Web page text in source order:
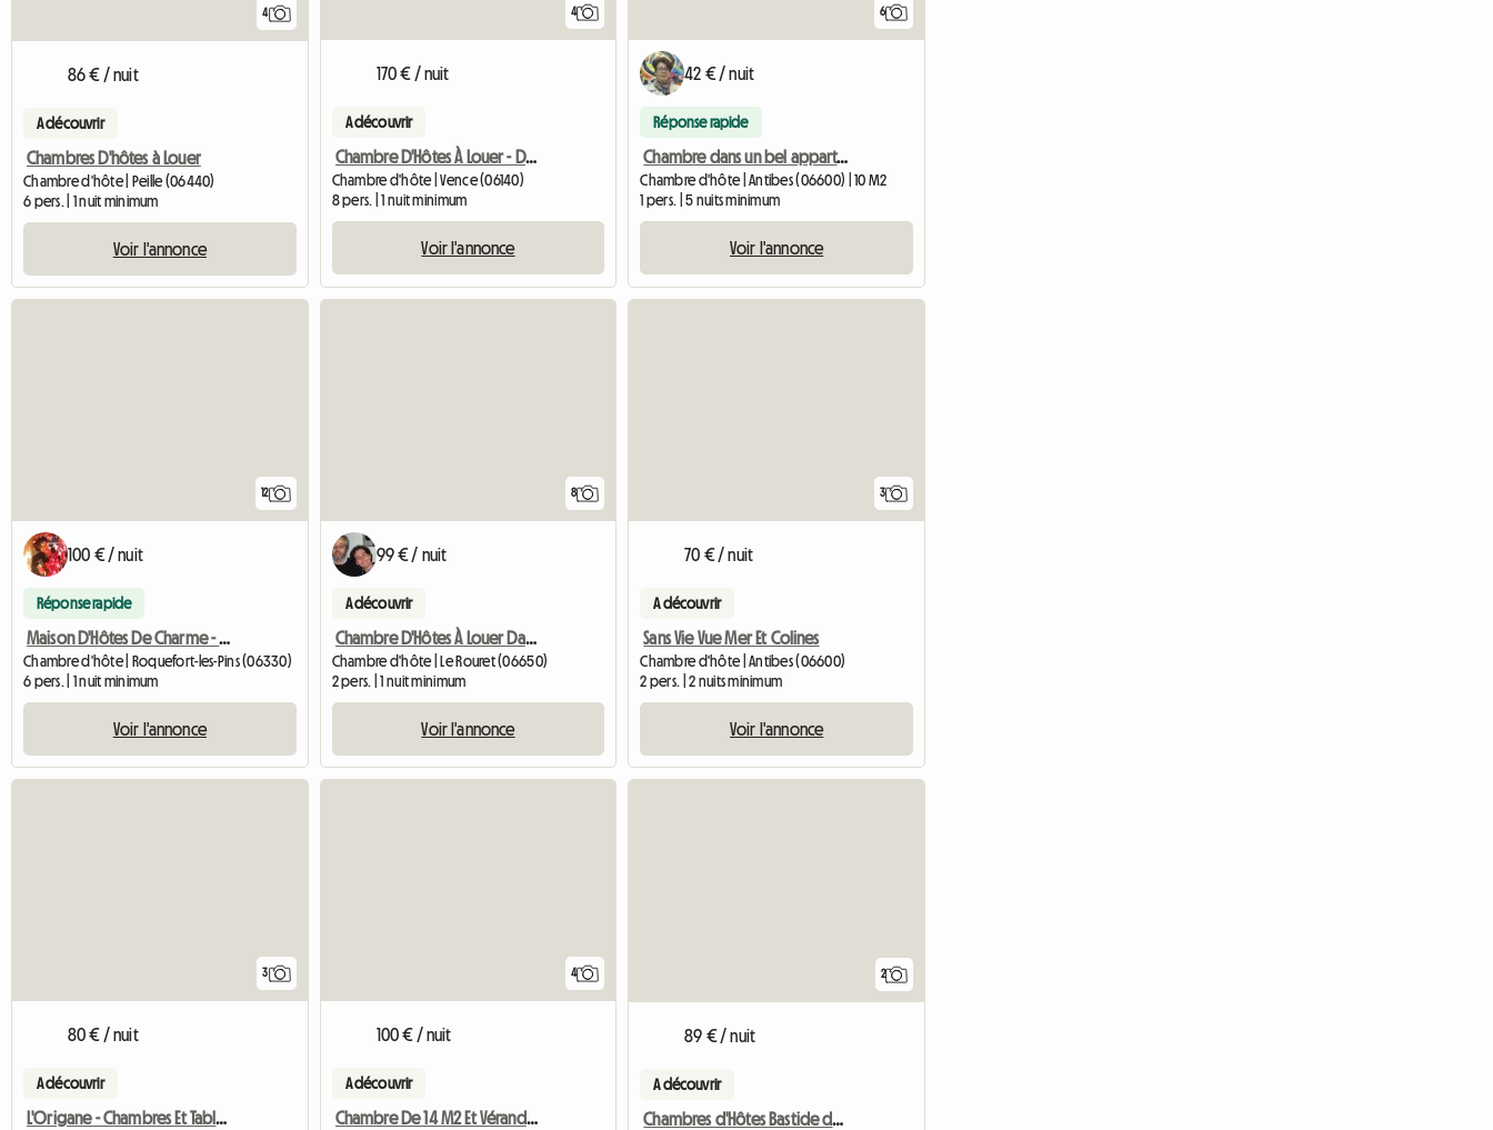
4
86 € / nuit
A découvrir
Chambres D'hôtes à Louer
Chambre d'hôte | Peille (06440)
6 pers. | 1 nuit minimum
Voir l'annonce
4
170 € / nuit
A découvrir
Chambre D'Hôtes À Louer - Demeure D'Art Et D'Hôtes
Chambre d'hôte | Vence (06140)
8 pers. | 1 nuit minimum
Voir l'annonce
6
42 € / nuit
Réponse rapide
Chambre dans un bel appartement dans une résidence avec piscine
Chambre d'hôte | Antibes (06600) | 10 M2
1 pers. | 5 nuits minimum
Voir l'annonce
12
100 € / nuit
Réponse rapide
Maison D'Hôtes De Charme - Pays Du Soleil
Chambre d'hôte | Roquefort-les-Pins (06330)
6 pers. | 1 nuit minimum
Voir l'annonce
8
99 € / nuit
A découvrir
Chambre D'Hôtes À Louer Dans Un Mas Provençal
Chambre d'hôte | Le Rouret (06650)
2 pers. | 1 nuit minimum
Voir l'annonce
3
70 € / nuit
A découvrir
Sans Vie Vue Mer Et Colines
Chambre d'hôte | Antibes (06600)
2 pers. | 2 nuits minimum
Voir l'annonce
3
80 € / nuit
A découvrir
L'Origane - Chambres Et Table D'Hôtes
4
100 € / nuit
A découvrir
Chambre De 14 M2 Et Véranda De 13 M2 À Louer À Antibes
2
89 € / nuit
A découvrir
Chambres d'Hôtes Bastide de La Brague